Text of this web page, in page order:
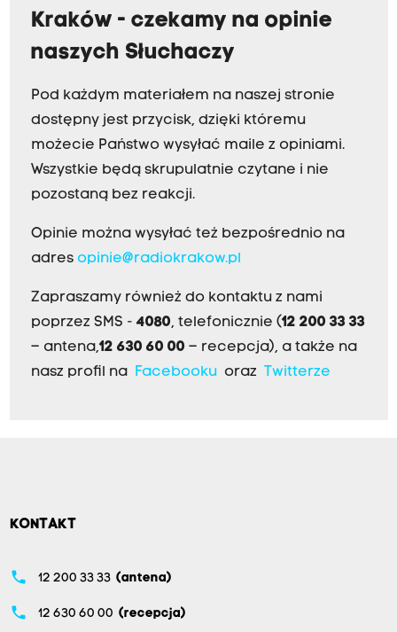
Kraków - czekamy na opinie
naszych Słuchaczy
Pod każdym materiałem na naszej stronie
dostępny jest przycisk, dzięki któremu
możecie Państwo wysyłać maile z opiniami.
Wszystkie będą skrupulatnie czytane i nie
pozostaną bez reakcji.
Opinie można wysyłać też bezpośrednio na
adres opinie@radiokrakow.pl
Zapraszamy również do kontaktu z nami
poprzez SMS - 4080, telefonicznie (12 200 33 33
– antena,12 630 60 00 – recepcja), a także na
nasz profil na Facebookuoraz Twitterze
KONTAKT
phone 12 200 33 33 (antena)
phone 12 630 60 00 (recepcja)